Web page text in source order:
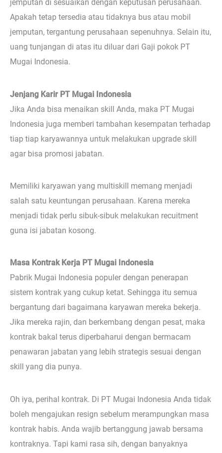
jemputan di sesuaikan dengan keputusan perusahaan.
Apakah tetap tersedia atau tidaknya bus atau mobil
jemputan, tergantung perusahaan sepenuhnya. Selain itu,
uang tunjangan di atas itu diluar dari Gaji pokok PT
Mugai Indonesia.
Jenjang Karir PT Mugai Indonesia
Jika Anda bisa menaikan skill Anda, maka PT Mugai
Indonesia juga memberi tambahan kesempatan terhadap
tiap tiap karyawannya untuk melakukan upgrade skill
agar bisa promosi jabatan.
Memiliki karyawan yang multiskill memang menjadi
salah satu keuntungan perusahaan. Karena mereka
menjadi tidak perlu sibuk-sibuk melakukan recuitment
guna isi jabatan kosong.
Masa Kontrak Kerja PT Mugai Indonesia
Pabrik Mugai Indonesia populer dengan penerapan
sistem kontrak yang cukup ketat. Sehingga itu semua
bergantung dari bagaimana karyawan mereka bekerja.
Jika mereka rajin, dan berkembang dengan pesat, maka
kontrak bakal terus diperbaharui dengan bermacam
penawaran jabatan yang lebih strategis sesuai dengan
skill yang dia punya.
Oh iya, perihal kontrak. Di PT Mugai Indonesia Anda tidak
boleh mengajukan resign sebelum merampungkan masa
kontrak habis. Anda wajib bertanggung jawab bersama
kontraknya. Tapi kami rasa sih, dengan banyaknya